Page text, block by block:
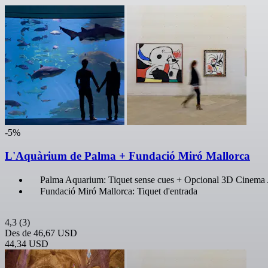
-5%
L'Aquàrium de Palma + Fundació Miró Mallorca
Palma Aquarium: Tiquet sense cues + Opcional 3D Cinema
Fundació Miró Mallorca: Tiquet d'entrada
4,3 (3)
Des de 46,67 USD
44,34 USD